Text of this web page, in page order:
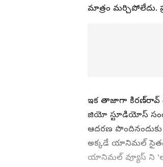
మాత్రం మర్చిపోలేదు.
ఇక తాజాగా కిరణ్‌రావ్‌
జియో స్టూడియోస్‌
ఆదరణ
అక్కడే యానిమల్ సైతం
యానిమల్ వ్యూస్ ని